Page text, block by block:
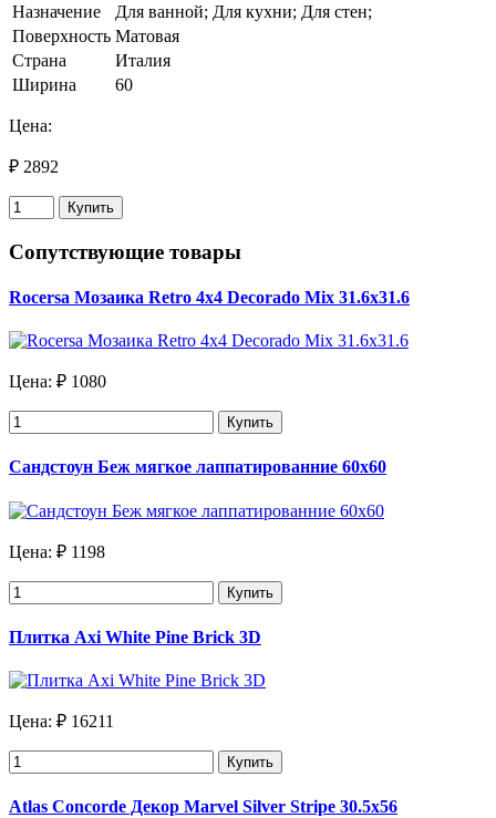
Назначение
Для ванной; Для кухни; Для стен;
Поверхность Матовая
Страна
Италия
Ширина
60
Цена:
₽ 2892
Купить
Сопутствующие товары
Rocersa Мозаика Retro 4x4 Decorado Mix 31.6х31.6
Цена: ₽ 1080
Купить
Сандстоун Беж мягкое лаппатированние 60х60
Цена: ₽ 1198
Купить
Плитка Axi White Pine Brick 3D
Цена: ₽ 16211
Купить
Atlas Concorde Декор Marvel Silver Stripe 30.5х56